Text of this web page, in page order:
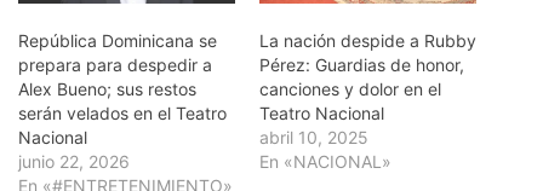
República Dominicana se
prepara para despedir a
Alex Bueno; sus restos
serán velados en el Teatro
Nacional
junio 22, 2026
En «#ENTRETENIMIENTO»
La nación despide a Rubby
Pérez: Guardias de honor,
canciones y dolor en el
Teatro Nacional
abril 10, 2025
En «NACIONAL»